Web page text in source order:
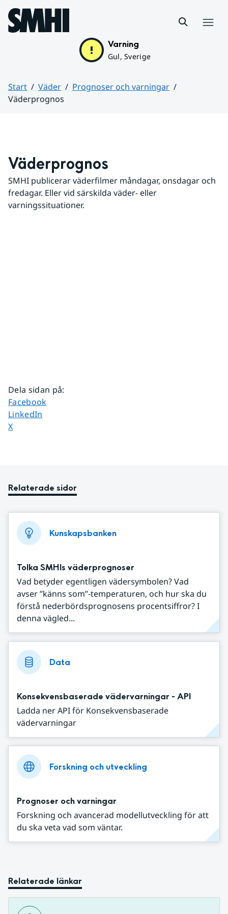
Hoppa till sidans innehåll
Varning
Gul, Sverige
Start Väder
Prognoser och varningar
Väderprognos
Väderprognos
SMHI publicerar väderfilmer måndagar, onsdagar och
fredagar. Eller vid särskilda väder- eller
varningssituationer.
Dela sidan på:
Dela sidan på
Facebook
Dela sidan på
LinkedIn
Dela sidan på
X
Relaterade sidor
Kunskapsbanken
Tolka SMHIs väderprognoser
Vad betyder egentligen vädersymbolen? Vad
avser ”känns som”-temperaturen, och hur ska du
förstå nederbördsprognosens procentsiffror? I
denna vägled...
Data
Konsekvensbaserade vädervarningar - API
Ladda ner API för Konsekvensbaserade
vädervarningar
Forskning och utveckling
Prognoser och varningar
Forskning och avancerad modellutveckling för att
du ska veta vad som väntar.
Relaterade länkar